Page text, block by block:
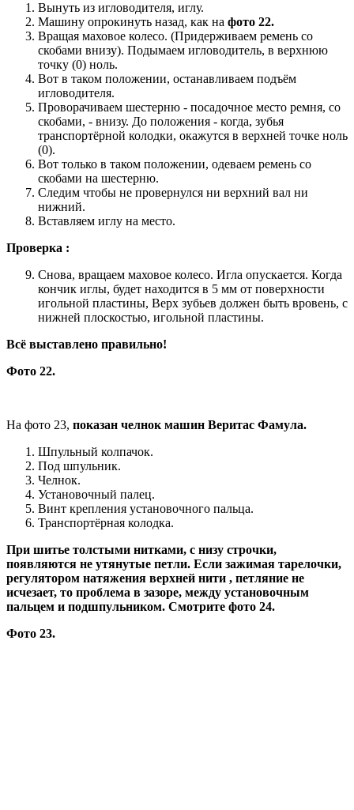
Вынуть из игловодителя, иглу.
Машину опрокинуть назад, как на фото 22.
Вращая маховое колесо. (Придерживаем ремень со
скобами внизу). Подымаем игловодитель, в верхнюю
точку (0) ноль.
Вот в таком положении, останавливаем подъём
игловодителя.
Проворачиваем шестерню - посадочное место ремня, со
скобами, - внизу. До положения - когда, зубья
транспортёрной колодки, окажутся в верхней точке ноль
(0).
Вот только в таком положении, одеваем ремень со
скобами на шестерню.
Следим чтобы не провернулся ни верхний вал ни
нижний.
Вставляем иглу на место.
Проверка :
Снова, вращаем маховое колесо. Игла опускается. Когда
кончик иглы, будет находится в 5 мм от поверхности
игольной пластины, Верх зубьев должен быть вровень, с
нижней плоскостью, игольной пластины.
Всё выставлено правильно!
Фото 22.
На фото 23, показан челнок машин Веритас Фамула.
Шпульный колпачок.
Под шпульник.
Челнок.
Установочный палец.
Винт крепления установочного пальца.
Транспортёрная колодка.
При шитье толстыми нитками, с низу строчки,
появляются не утянутые петли. Если зажимая тарелочки,
регулятором натяжения верхней нити , петляние не
исчезает, то проблема в зазоре, между установочным
пальцем и подшпульником. Смотрите фото 24.
Фото 23.